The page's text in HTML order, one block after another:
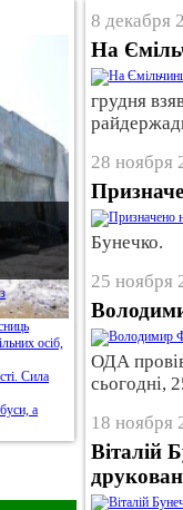
8 декабря
На
грудня
28 ноября
Бунечко.
25 ноября
ОДА
сьогодні,
18 ноября
Віталій